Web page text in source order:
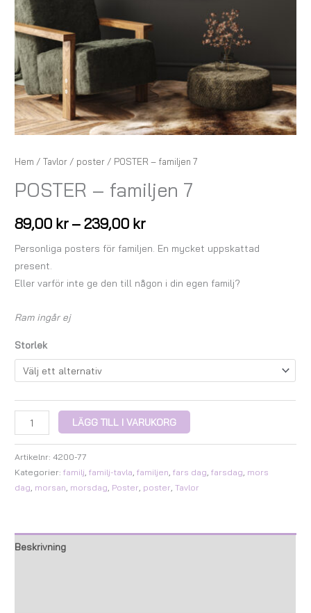
Hem /Tavlor / poster / POSTER – familjen 7
POSTER – familjen 7
89,00 kr –239,00 kr
Personliga posters för familjen. En mycket uppskattad
present.
Eller varför inte ge den till någon i din egen familj?
Ram ingår ej
Storlek
LÄGG TILL I VARUKORG
Artikelnr:4200-77
Kategorier:familj ,familj-tavla ,familjen ,fars dag ,farsdag mors
dag morsan morsdag Poster poster ,Tavlor
Beskrivning